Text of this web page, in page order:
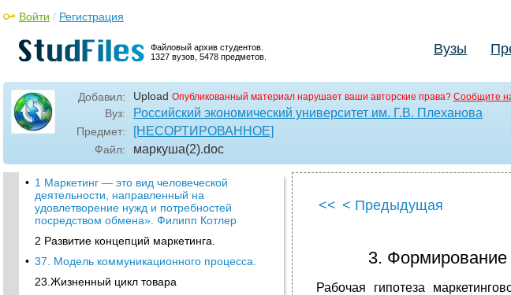
Файловый архив студентов.
1327 вузов, 5478 предметов.
Войти / Регистрация
Вузы
Добавил: Upload Опубликованный материал нарушает ваши авторские права? Сообщите
Вуз: Российский экономический университет им. Г.В. Плеханова
Предмет: [НЕСОРТИРОВАННОЕ]
Файл: маркуша(2).doc
• 1 Маркетинг — это вид человеческой
деятельности, направленный на
удовлетворение нужд и потребностей
посредством обмена». Филипп Котлер
2 Развитие концепций маркетинга.
• 37. Модель коммуникационного процесса.
23.Жизненный цикл товара
<< < Предыдущая
3. Формирование
Рабочая гипотеза